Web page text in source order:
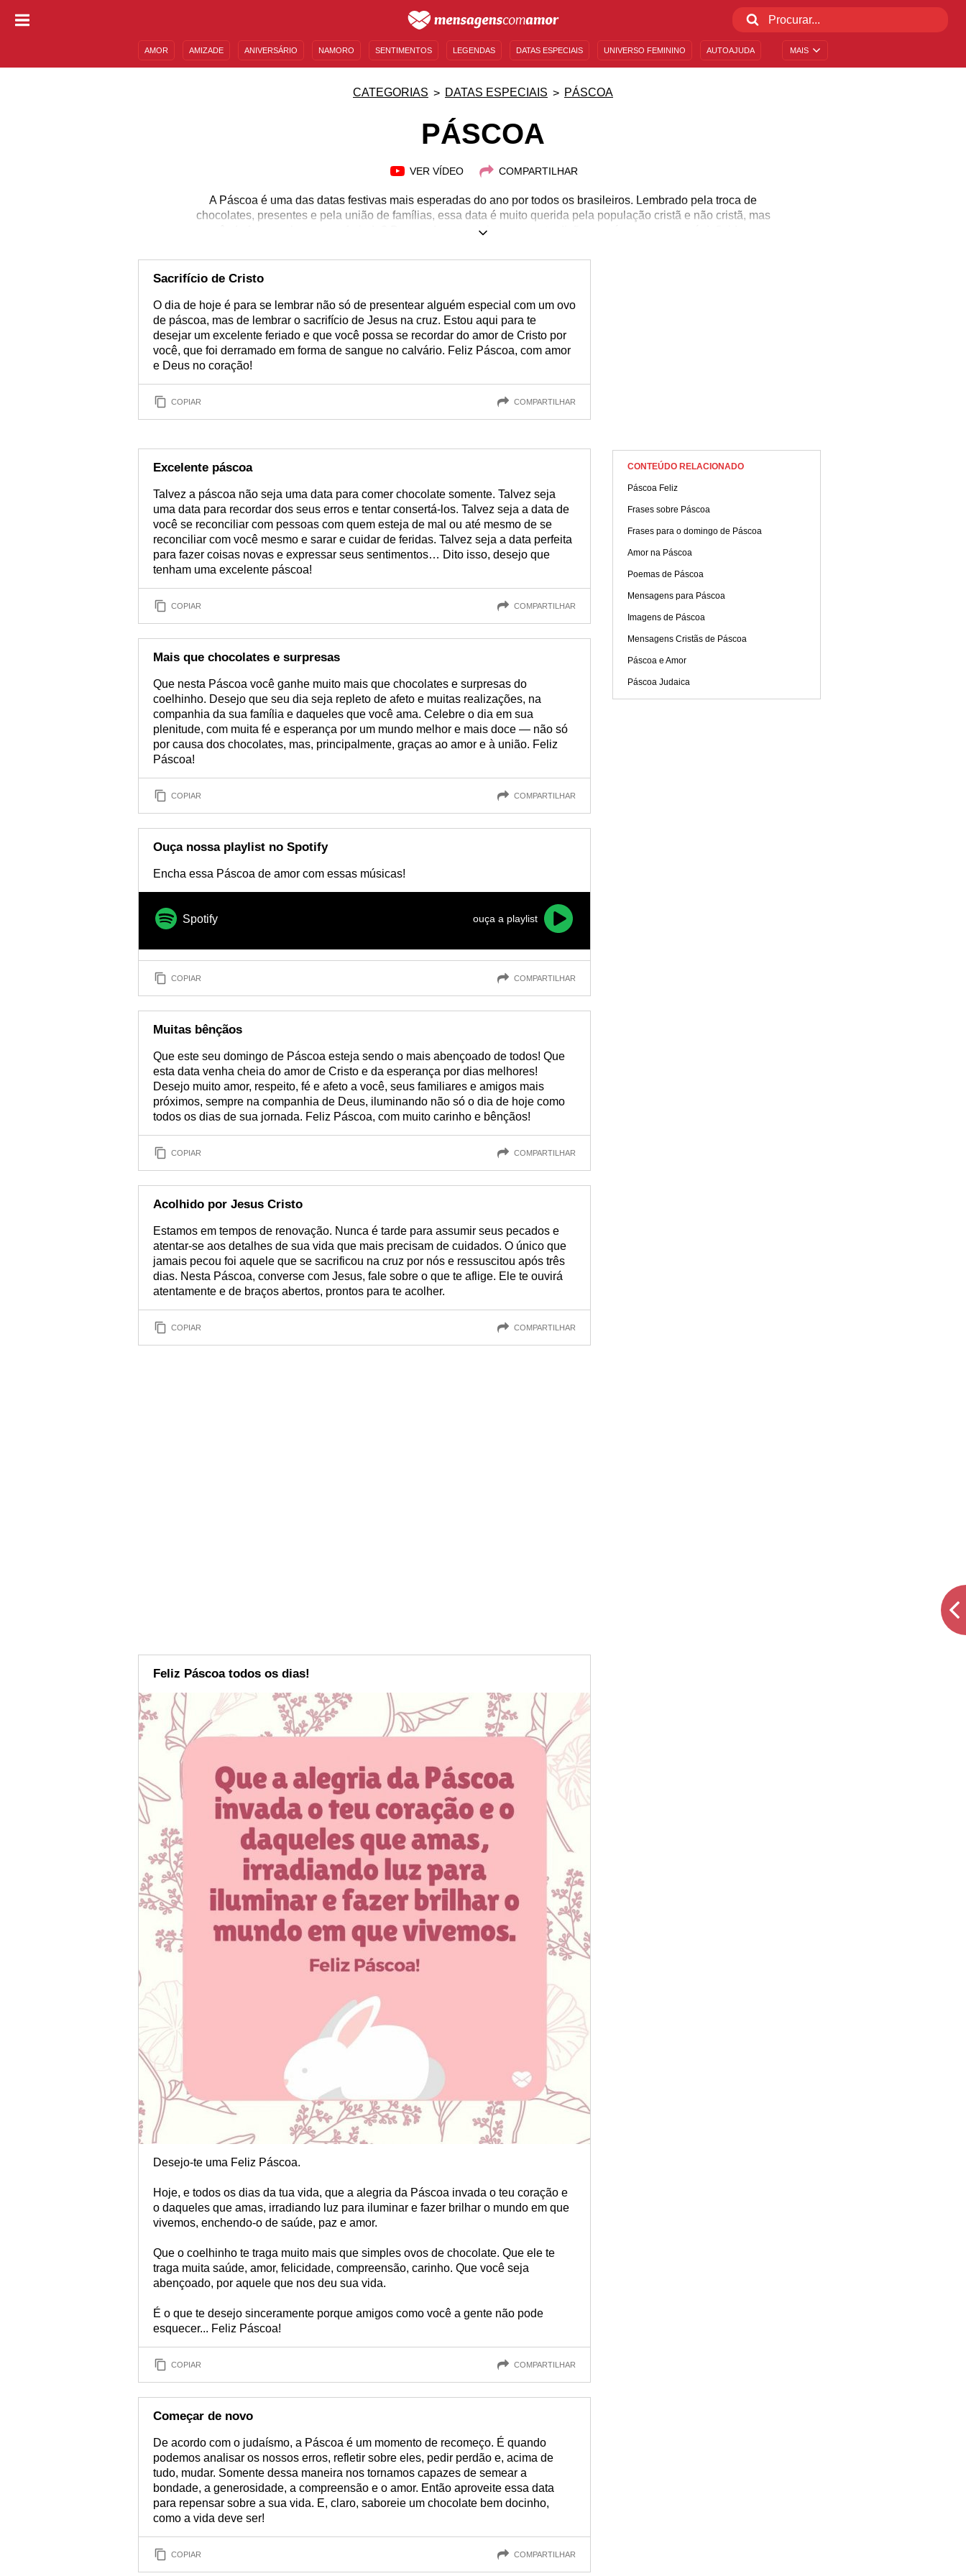
MAIS
AMOR AMIZADE ANIVERSÁRIO NAMORO SENTIMENTOS LEGENDAS DATAS ESPECIAIS UNIVERSO FEMININO AUTOAJUDA
CATEGORIAS DATAS ESPECIAIS PÁSCOA
PÁSCOA
VER VÍDEO COMPARTILHAR
A Páscoa é uma das datas festivas mais esperadas do ano por todos os brasileiros. Lembrado pela troca de
chocolates, presentes e pela união de famílias, essa data é muito querida pela população cristã e não cristã, mas
você, de fato, conhece esse feriado? Desvende a sua origem, suas tradições e até mesmo como é definida sua
rondam essa dia festivo e comemore bastante. Confira essas mensagens sobre a Páscoa e faça desse dia o
mais doce do ano. Reúna-se com seus amigos e familiares e torne esse dia ainda mais abençoado!
Sacrifício de Cristo
O dia de hoje é para se lembrar não só de presentear alguém especial com um ovo
de páscoa, mas de lembrar o sacrifício de Jesus na cruz. Estou aqui para te
desejar um excelente feriado e que você possa se recordar do amor de Cristo por
você, que foi derramado em forma de sangue no calvário. Feliz Páscoa, com amor
e Deus no coração!
COPIAR COMPARTILHAR
Excelente páscoa
Talvez a páscoa não seja uma data para comer chocolate somente. Talvez seja
uma data para recordar dos seus erros e tentar consertá-los. Talvez seja a data de
você se reconciliar com pessoas com quem esteja de mal ou até mesmo de se
reconciliar com você mesmo e sarar e cuidar de feridas. Talvez seja a data perfeita
para fazer coisas novas e expressar seus sentimentos… Dito isso, desejo que
tenham uma excelente páscoa!
COPIAR COMPARTILHAR
Mais que chocolates e surpresas
Que nesta Páscoa você ganhe muito mais que chocolates e surpresas do
coelhinho. Desejo que seu dia seja repleto de afeto e muitas realizações, na
companhia da sua família e daqueles que você ama. Celebre o dia em sua
plenitude, com muita fé e esperança por um mundo melhor e mais doce — não só
por causa dos chocolates, mas, principalmente, graças ao amor e à união. Feliz
Páscoa!
COPIAR COMPARTILHAR
Ouça nossa playlist no Spotify
Encha essa Páscoa de amor com essas músicas!
Spotify ouça a playlist
COPIAR COMPARTILHAR
Muitas bênçãos
Que este seu domingo de Páscoa esteja sendo o mais abençoado de todos! Que
esta data venha cheia do amor de Cristo e da esperança por dias melhores!
Desejo muito amor, respeito, fé e afeto a você, seus familiares e amigos mais
próximos, sempre na companhia de Deus, iluminando não só o dia de hoje como
todos os dias de sua jornada. Feliz Páscoa, com muito carinho e bênçãos!
COPIAR COMPARTILHAR
Acolhido por Jesus Cristo
Estamos em tempos de renovação. Nunca é tarde para assumir seus pecados e
atentar-se aos detalhes de sua vida que mais precisam de cuidados. O único que
jamais pecou foi aquele que se sacrificou na cruz por nós e ressuscitou após três
dias. Nesta Páscoa, converse com Jesus, fale sobre o que te aflige. Ele te ouvirá
atentamente e de braços abertos, prontos para te acolher.
COPIAR COMPARTILHAR
Feliz Páscoa todos os dias!
Desejo-te uma Feliz Páscoa.
Hoje, e todos os dias da tua vida, que a alegria da Páscoa invada o teu coração e
o daqueles que amas, irradiando luz para iluminar e fazer brilhar o mundo em que
vivemos, enchendo-o de saúde, paz e amor.
Que o coelhinho te traga muito mais que simples ovos de chocolate. Que ele te
traga muita saúde, amor, felicidade, compreensão, carinho. Que você seja
abençoado, por aquele que nos deu sua vida.
É o que te desejo sinceramente porque amigos como você a gente não pode
esquecer... Feliz Páscoa!
COPIAR COMPARTILHAR
Começar de novo
De acordo com o judaísmo, a Páscoa é um momento de recomeço. É quando
podemos analisar os nossos erros, refletir sobre eles, pedir perdão e, acima de
tudo, mudar. Somente dessa maneira nos tornamos capazes de semear a
bondade, a generosidade, a compreensão e o amor. Então aproveite essa data
para repensar sobre a sua vida. E, claro, saboreie um chocolate bem docinho,
como a vida deve ser!
COPIAR COMPARTILHAR
CONTEÚDO RELACIONADO
Páscoa Feliz
Frases sobre Páscoa
Frases para o domingo de Páscoa
Amor na Páscoa
Poemas de Páscoa
Mensagens para Páscoa
Imagens de Páscoa
Mensagens Cristãs de Páscoa
Páscoa e Amor
Páscoa Judaica